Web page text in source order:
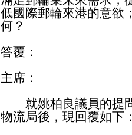
低國際郵輪來港的意欲
何？
答覆：
主席：
就姚柏良議員的提問
物流局後，現回覆如下